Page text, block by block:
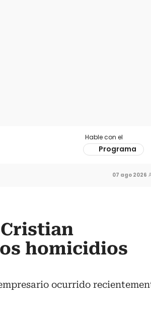
Hable con el
Programa
07 ago 2026
homicidios
ocurrido